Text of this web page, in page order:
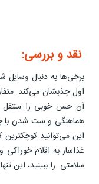
نقد و بررسی:
برخی‌ها به دنبال
اول جذبشان می‌کند.
آن حس خوبی را
هماهنگی و ست شدن با
این می‌توانید کوچکترین
غذاساز به اقلام
سلامتی را ببینید، این